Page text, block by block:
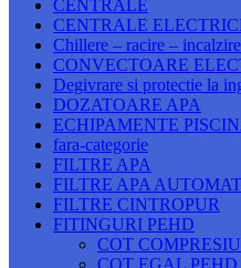
CENTRALE
CENTRALE
Chillere – racire – incalzire
CONVECTOARE
Degivrare si protectie la
DOZATOARE APA
ECHIPAMENTE
fara-categorie
FILTRE APA
FILTRE APA
FILTRE CINTROPUR
FITINGURI PEHD
COT
COT EGAL PEHD